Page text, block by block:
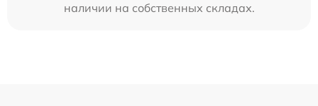
наличии на собственных складах.